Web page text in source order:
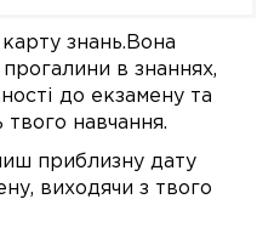
знань.Вона
в знаннях,
до екзамену та
навчання.
приблизну дату
виходячи з твого